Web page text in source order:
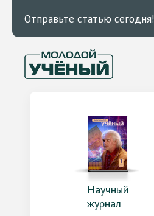
Отправьте статью сегодня!
Научный
журнал